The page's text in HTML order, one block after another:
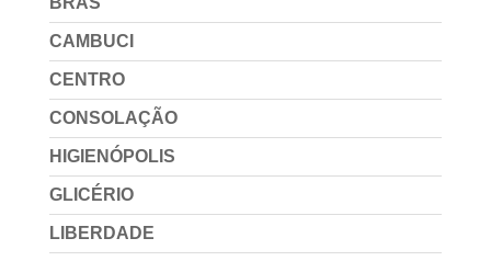
CAMBUCI
CENTRO
CONSOLAÇÃO
HIGIENÓPOLIS
GLICÉRIO
LIBERDADE